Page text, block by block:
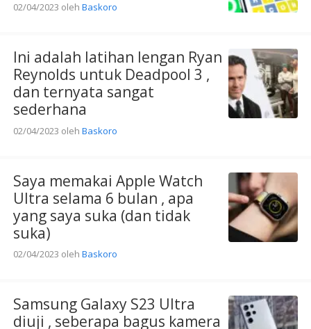
02/04/2023 oleh Baskoro
Ini adalah latihan lengan Ryan
Reynolds untuk Deadpool 3 ,
dan ternyata sangat
sederhana
02/04/2023 oleh Baskoro
Saya memakai Apple Watch
Ultra selama 6 bulan , apa
yang saya suka (dan tidak
suka)
02/04/2023 oleh Baskoro
Samsung Galaxy S23 Ultra
diuji , seberapa bagus kamera